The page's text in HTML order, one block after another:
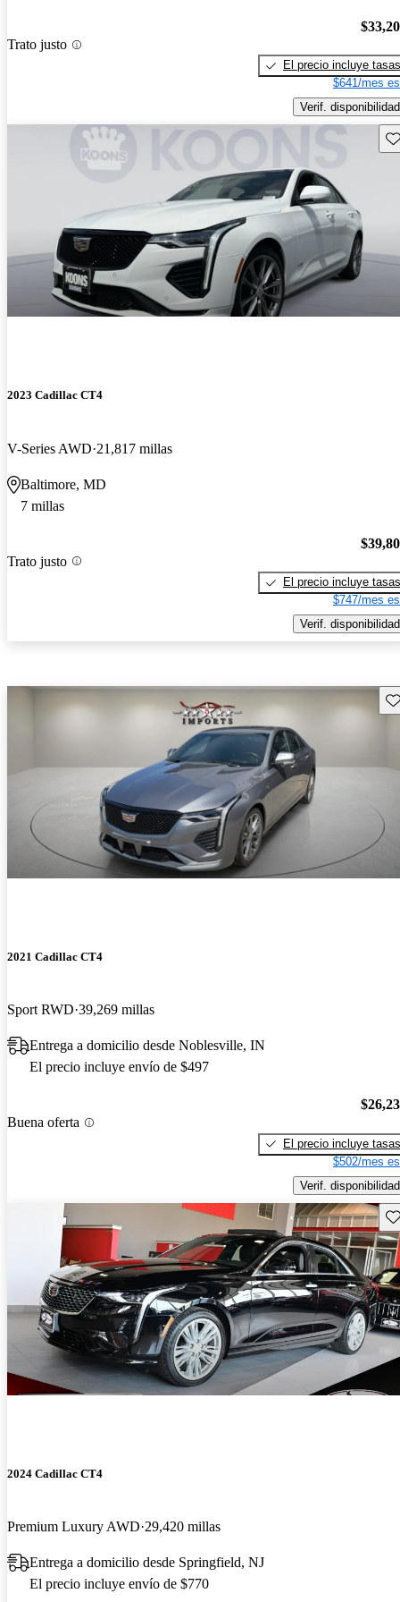
Trato justo
El precio incluye tasas
$641/mes
Verif. disponibilidad
2023 Cadillac CT4
V-Series AWD 21,817 millas
Baltimore, MD
7 millas
Trato justo
El precio incluye tasas
$747/mes
Verif. disponibilidad
2021 Cadillac CT4
Sport RWD 39,269 millas
Entrega a domicilio desde Noblesville, IN
El precio incluye envío de $497
Buena oferta
El precio incluye tasas
$502/mes
Verif. disponibilidad
2024 Cadillac CT4
Premium Luxury AWD 29,420 millas
Entrega a domicilio desde Springfield, NJ
El precio incluye envío de $770